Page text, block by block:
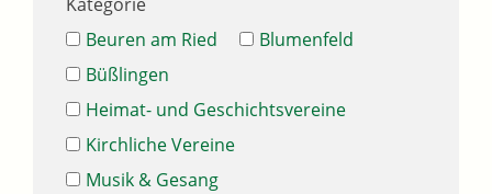
Beuren am Ried
Blumenfeld
Büßlingen
Heimat- und Geschichtsvereine
Kirchliche Vereine
Musik & Gesang